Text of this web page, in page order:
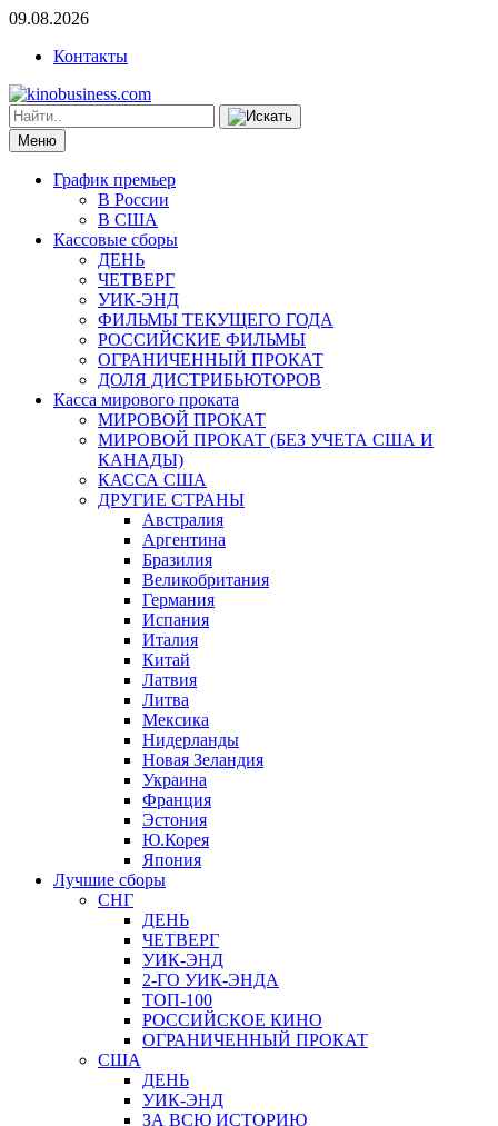
09.08.2026
Контакты
Меню
График премьер
В России
В США
Кассовые сборы
ДЕНЬ
ЧЕТВЕРГ
УИК-ЭНД
ФИЛЬМЫ ТЕКУЩЕГО ГОДА
РОССИЙСКИЕ ФИЛЬМЫ
ОГРАНИЧЕННЫЙ ПРОКАТ
ДОЛЯ ДИСТРИБЬЮТОРОВ
Касса мирового проката
МИРОВОЙ ПРОКАТ
МИРОВОЙ ПРОКАТ (БЕЗ УЧЕТА США И
КАНАДЫ)
КАССА США
ДРУГИЕ СТРАНЫ
Австралия
Аргентина
Бразилия
Великобритания
Германия
Испания
Италия
Китай
Латвия
Литва
Мексика
Нидерланды
Новая Зеландия
Украина
Франция
Эстония
Ю.Корея
Япония
Лучшие сборы
СНГ
ДЕНЬ
ЧЕТВЕРГ
УИК-ЭНД
2-ГО УИК-ЭНДА
ТОП-100
РОССИЙСКОЕ КИНО
ОГРАНИЧЕННЫЙ ПРОКАТ
США
ДЕНЬ
УИК-ЭНД
ЗА ВСЮ ИСТОРИЮ